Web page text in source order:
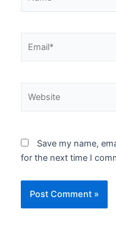
Save my name,
for the next time I